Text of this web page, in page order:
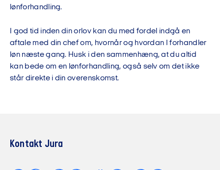
lønforhandling.
I god tid inden din orlov kan du med fordel indgå en
aftale med din chef om, hvornår og hvordan I forhandler
løn næste gang. Husk i den sammenhæng, at du altid
kan bede om en lønforhandling, også selv om det ikke
står direkte i din overenskomst.
Kontakt Jura